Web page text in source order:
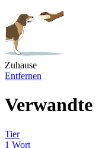
Zuhause
Entfernen
Tier
1 Wort